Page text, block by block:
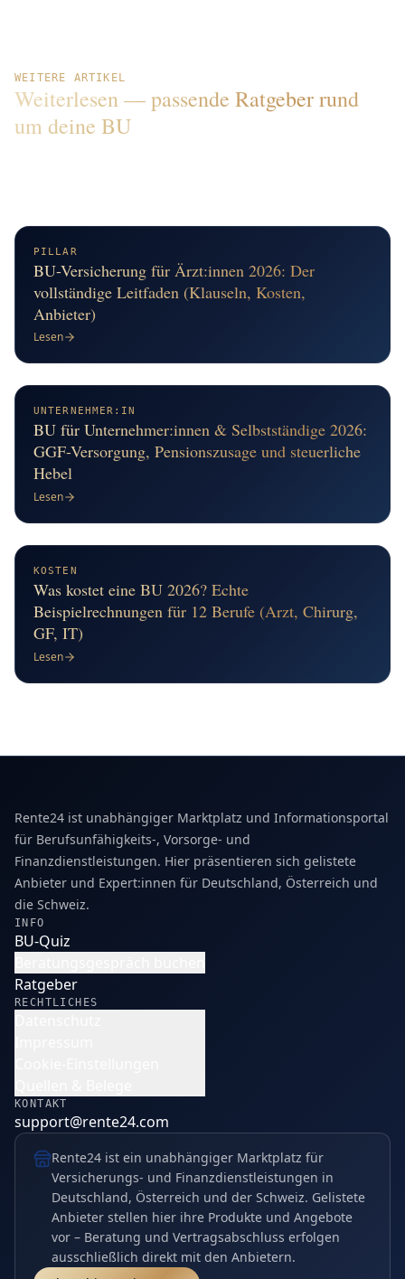
WEITERE ARTIKEL
Weiterlesen — passende Ratgeber rund
um deine BU
PILLAR
BU-Versicherung für Ärzt:innen 2026: Der
vollständige Leitfaden (Klauseln, Kosten,
Anbieter)
Lesen
UNTERNEHMER:IN
BU für Unternehmer:innen & Selbstständige 2026:
GGF-Versorgung, Pensionszusage und steuerliche
Hebel
Lesen
KOSTEN
Was kostet eine BU 2026? Echte
Beispielrechnungen für 12 Berufe (Arzt, Chirurg,
GF, IT)
Lesen
Rente24 ist unabhängiger Marktplatz und Informationsportal
für Berufsunfähigkeits-, Vorsorge- und
Finanzdienstleistungen. Hier präsentieren sich gelistete
Anbieter und Expert:innen für Deutschland, Österreich und
die Schweiz.
INFO
BU-Quiz
Ratgeber
RECHTLICHES
KONTAKT
support@rente24.com
Rente24 ist ein unabhängiger Marktplatz für
Versicherungs- und Finanzdienstleistungen in
Deutschland, Österreich und der Schweiz. Gelistete
Anbieter stellen hier ihre Produkte und Angebote
vor – Beratung und Vertragsabschluss erfolgen
ausschließlich direkt mit den Anbietern.